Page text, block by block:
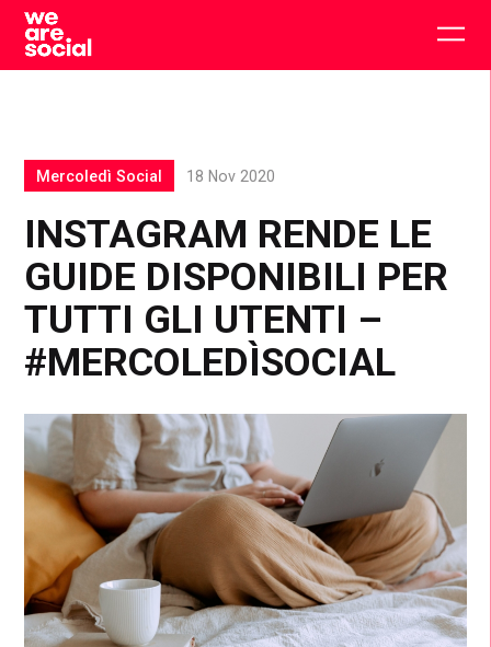
Skip
content
INSTAGRAM RENDE LE
GUIDE DISPONIBILI PER
TUTTI GLI UTENTI –
#MERCOLEDÌSOCIAL
Mercoledì Social 18 Nov 2020